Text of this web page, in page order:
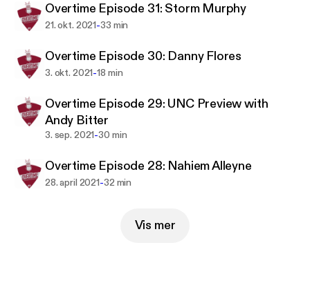
Overtime Episode 31: Storm Murphy
21. okt. 2021-33 min
Overtime Episode 30: Danny Flores
3. okt. 2021-18 min
Overtime Episode 29: UNC Preview with
Andy Bitter
3. sep. 2021-30 min
Overtime Episode 28: Nahiem Alleyne
28. april 2021-32 min
Vis mer